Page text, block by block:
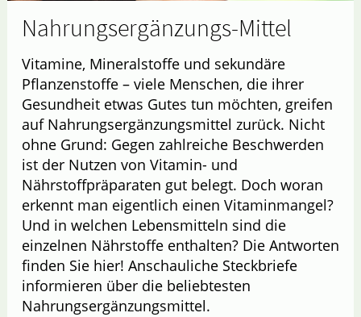
Nahrungsergänzungs-Mittel
Vitamine, Mineralstoffe und sekundäre
Pflanzenstoffe – viele Menschen, die ihrer
Gesundheit etwas Gutes tun möchten, greifen
auf Nahrungsergänzungsmittel zurück. Nicht
ohne Grund: Gegen zahlreiche Beschwerden
ist der Nutzen von Vitamin- und
Nährstoffpräparaten gut belegt. Doch woran
erkennt man eigentlich einen Vitaminmangel?
Und in welchen Lebensmitteln sind die
einzelnen Nährstoffe enthalten? Die Antworten
finden Sie hier! Anschauliche Steckbriefe
informieren über die beliebtesten
Nahrungsergänzungsmittel.